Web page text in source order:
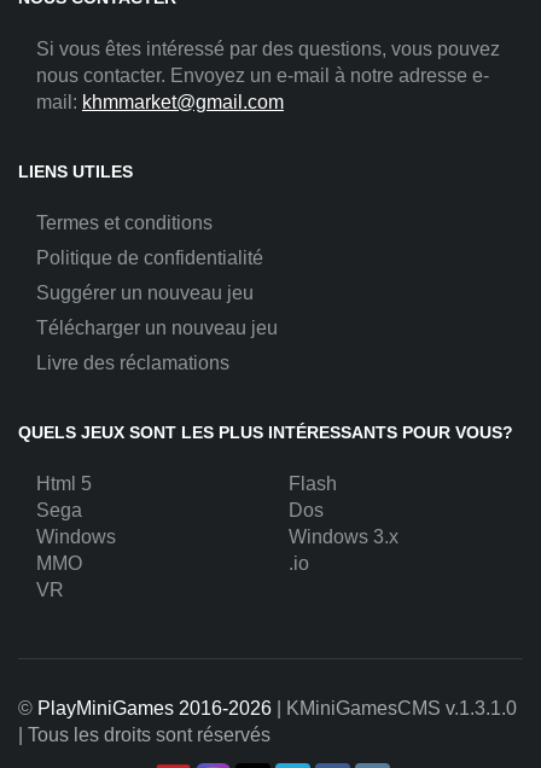
Si vous êtes intéressé par des questions, vous pouvez
nous contacter. Envoyez un e-mail à notre adresse e-
mail: khmmarket@gmail.com
LIENS UTILES
Termes et conditions
Politique de confidentialité
Suggérer un nouveau jeu
Télécharger un nouveau jeu
Livre des réclamations
QUELS JEUX SONT LES PLUS INTÉRESSANTS POUR VOUS?
Html 5
Flash
Sega
Dos
Windows
Windows 3.x
MMO
.io
VR
© PlayMiniGames 2016-2026 | KMiniGamesCMS v.1.3.1.0
| Tous les droits sont réservés